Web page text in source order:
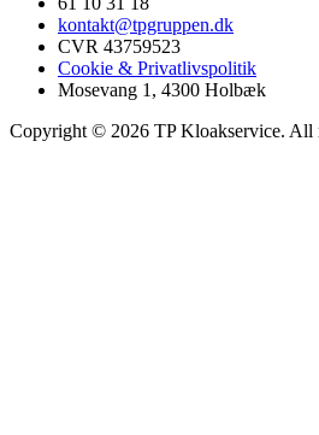
kontakt@tpgruppen.dk
CVR 43759523
Cookie & Privatlivspolitik
Mosevang 1, 4300 Holbæk
Copyright © 2026 TP Kloakservice. All